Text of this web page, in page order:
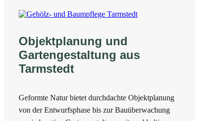
Objektplanung und
Gartengestaltung aus
Tarmstedt
Geformte Natur bietet durchdachte Objektplanung
von der Entwurfsphase bis zur Bauüberwachung